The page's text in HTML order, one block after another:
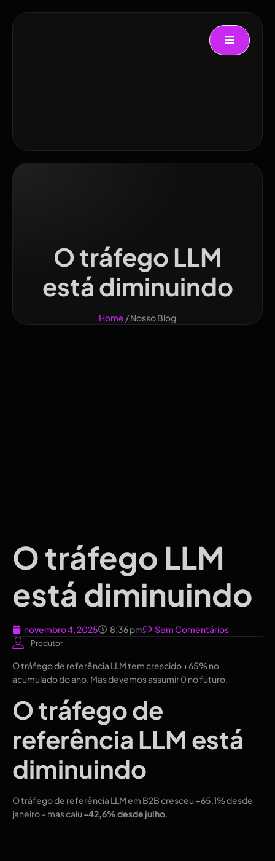
O tráfego LLM
está diminuindo
Home / Nosso Blog
O tráfego LLM
está diminuindo
novembro 4, 2025 8:36 pm Sem Comentários
Produtor
O tráfego de referência LLM tem crescido +65% no
acumulado do ano. Mas devemos assumir 0 no futuro.
O tráfego de
referência LLM está
diminuindo
O tráfego de referência LLM em B2B cresceu +65,1% desde
janeiro – mas caiu -42,6% desde julho